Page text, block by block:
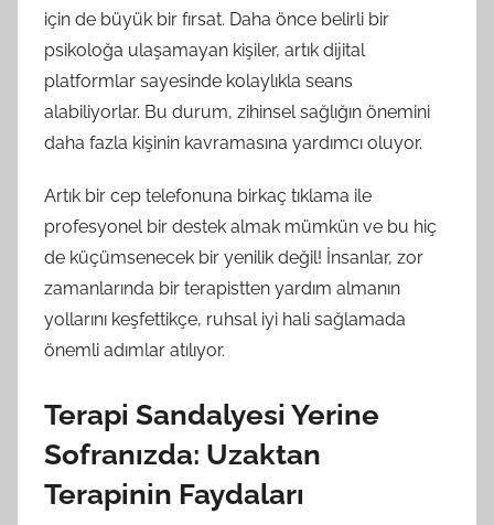
için de büyük bir fırsat. Daha önce belirli bir
psikoloğa ulaşamayan kişiler, artık dijital
platformlar sayesinde kolaylıkla seans
alabiliyorlar. Bu durum, zihinsel sağlığın önemini
daha fazla kişinin kavramasına yardımcı oluyor.
Artık bir cep telefonuna birkaç tıklama ile
profesyonel bir destek almak mümkün ve bu hiç
de küçümsenecek bir yenilik değil! İnsanlar, zor
zamanlarında bir terapistten yardım almanın
yollarını keşfettikçe, ruhsal iyi hali sağlamada
önemli adımlar atılıyor.
Terapi Sandalyesi Yerine
Sofranızda: Uzaktan
Terapinin Faydaları